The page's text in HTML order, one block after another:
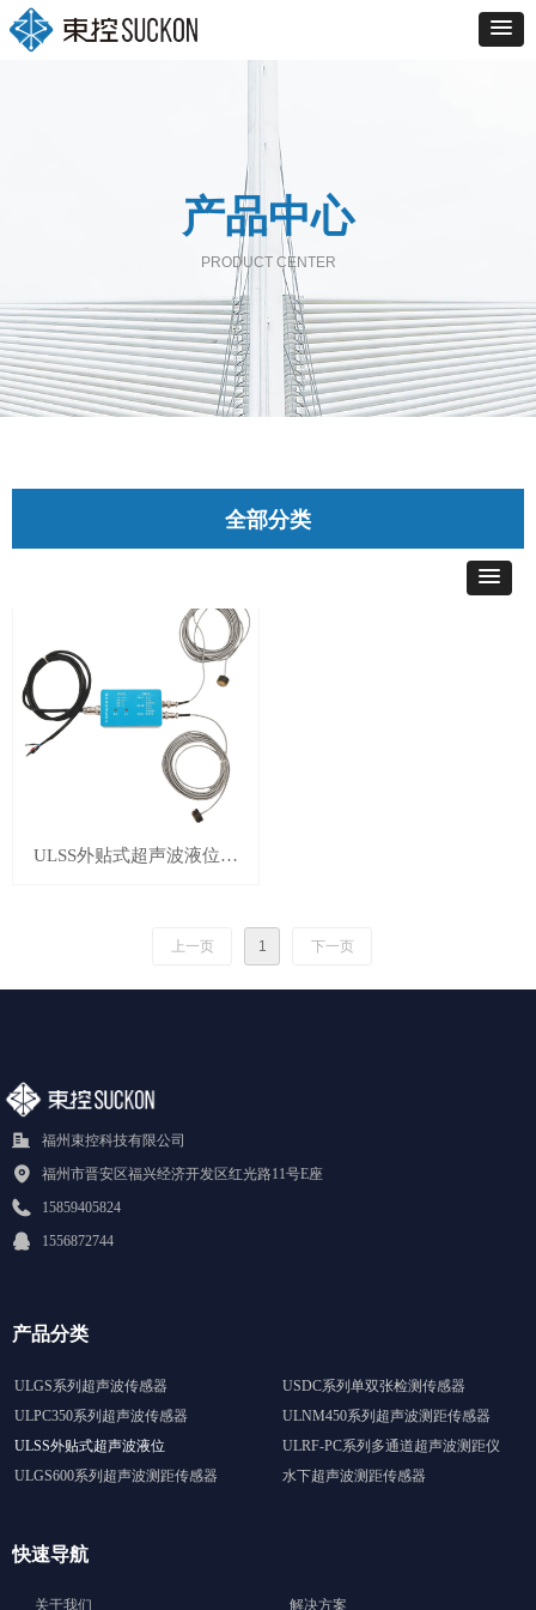
ULSS外贴式超声波液位开
上一页 1 下一页
产品中心
PRODUCT CENTER
全部分类
福州束控科技有限公司
福州市晋安区福兴经济开发区红光路11号E座
15859405824
1556872744
产品分类
ULGS系列超声波传感器
ULPC350系列超声波传感器
ULSS外贴式超声波液位
ULGS600系列超声波测距传感器
USDC系列单双张检测传感器
ULNM450系列超声波测距传感器
ULRF-PC系列多通道超声波测距仪
水下超声波测距传感器
快速导航
关于我们 解决方案